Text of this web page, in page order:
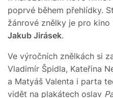
poprvé během přehlídky.
žánrové znělky je pro
Jakub Jirásek.
Ve výročních znělkách si
Vladimír Špidla, Kateřina
a Matyáš Valenta i parta
vidět na plakátech oslav